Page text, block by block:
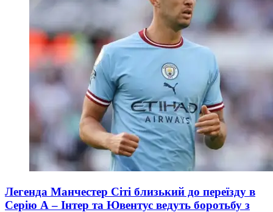
Легенда Манчестер Сіті близький до переїзду в
Серію А – Інтер та Ювентус ведуть боротьбу з